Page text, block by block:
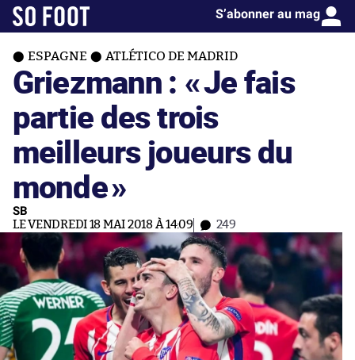
S’abonner au mag
ESPAGNE ATLÉTICO DE MADRID
Griezmann : «Je fais
partie des trois
meilleurs joueurs du
monde»
SB
LE VENDREDI 18 MAI 2018 À 14:09 249